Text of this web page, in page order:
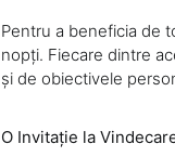
Pentru a beneficia de
nopți. Fiecare dintre
și de obiectivele
O Invitație la